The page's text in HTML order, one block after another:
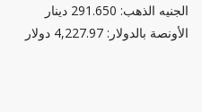
الجنيه الذهب: 291.650 دينار
الأونصة بالدولار: 4,227.97 دولار